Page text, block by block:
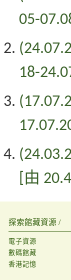
05-
(
18-
(
(
[由
探索館藏資源 /
電子資源
數碼館藏
香港記憶